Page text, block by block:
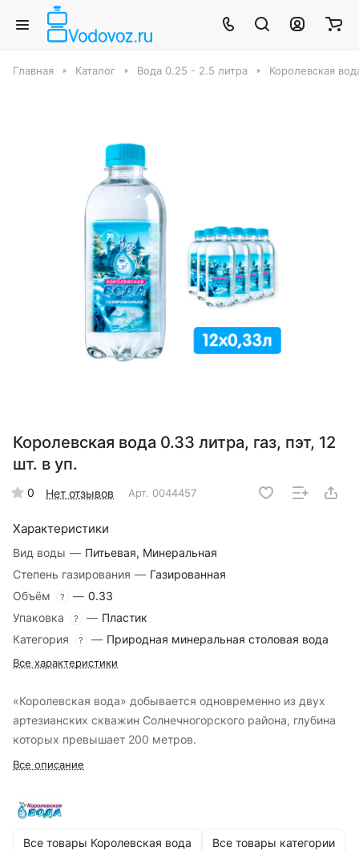
Главная Каталог Вода 0.25 - 2.5 литра Королевская
Королевская вода 0.33 литра, газ, пэт, 12
шт. в уп.
0 Нет отзывов Арт. 0044457
Характеристики
Вид воды — Питьевая, Минеральная
Степень газирования — Газированная
Объём
? — 0.33
Упаковка
? — Пластик
Категория
? — Природная минеральная столовая вода
Все характеристики
«Королевская вода» добывается одновременно из двух
артезианских скважин Солнечногорского района, глубина
которых превышает 200 метров.
Все описание
Все товары Королевская вода Все товары категории